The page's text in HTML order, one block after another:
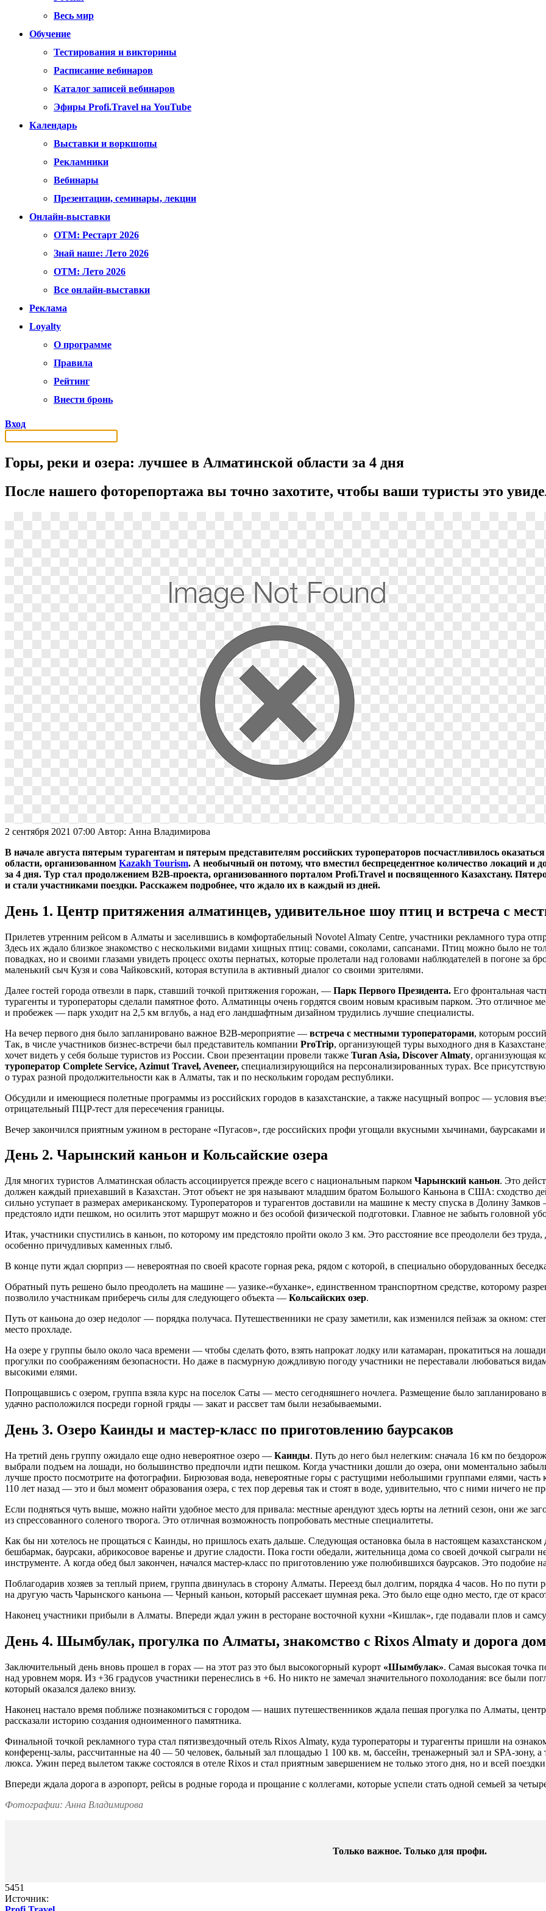
Весь мир
Обучение
Тестирования и викторины
Расписание вебинаров
Каталог записей вебинаров
Эфиры Profi.Travel на YouTube
Календарь
Выставки и воркшопы
Рекламники
Вебинары
Презентации, семинары, лекции
Онлайн-выставки
OTM: Рестарт 2026
Знай наше: Лето 2026
OTM: Лето 2026
Все онлайн-выставки
Реклама
Loyalty
О программе
Правила
Рейтинг
Внести бронь
Вход
Горы, реки и озера: лучшее в Алматинской области за 4 дня
После нашего фоторепортажа вы точно захотите, чтобы ваши туристы это
2 сентября 2021 07:00 Автор: Анна Владимирова
В начале августа пятерым турагентам и пятерым представителям российских туроператоров посчастливилось
области, организованном Kazakh Tourism. А необычный он потому, что вместил беспрецедентное количество локаций и
за 4 дня. Тур стал продолжением B2B-проекта, организованного порталом Profi.Travel и посвященного Казахстану.
и стали участниками поездки. Расскажем подробнее, что ждало их в каждый из дней.
День 1. Центр притяжения алматинцев, удивительное шоу птиц и встреча с
Прилетев утренним рейсом в Алматы и заселившись в комфортабельный Novotel Almaty Centre, участники рекламного тура
Здесь их ждало близкое знакомство с несколькими видами хищных птиц: совами, соколами, сапсанами. Птиц можно было не
повадках, но и своими глазами увидеть процесс охоты пернатых, которые пролетали над головами наблюдателей в погоне
маленький сыч Кузя и сова Чайковский, которая вступила в активный диалог со своими зрителями.
Далее гостей города отвезли в парк, ставший точкой притяжения горожан, — Парк Первого Президента. Его фронтальная
турагенты и туроператоры сделали памятное фото. Алматинцы очень гордятся своим новым красивым парком. Это отличное
и пробежек — парк уходит на 2,5 км вглубь, а над его ландшафтным дизайном трудились лучшие специалисты.
На вечер первого дня было запланировано важное B2B-мероприятие — встреча с местными туроператорами, которым
Так, в числе участников бизнес-встречи был представитель компании ProTrip, организующей туры выходного дня в
хочет видеть у себя больше туристов из России. Свои презентации провели также Turan Asia, Discover Almaty, организующая
туроператор Complete Service, Azimut Travel, Aveneer, специализирующийся на персонализированных турах. Все
о турах разной продолжительности как в Алматы, так и по нескольким городам республики.
Обсудили и имеющиеся полетные программы из российских городов в казахстанские, а также насущный вопрос — условия
отрицательный ПЦР-тест для пересечения границы.
Вечер закончился приятным ужином в ресторане «Пугасов», где российских профи угощали вкусными хычинами, баурсаками
День 2. Чарынский каньон и Кольсайские озера
Для многих туристов Алматинская область ассоциируется прежде всего с национальным парком Чарынский каньон. Это
должен каждый приехавший в Казахстан. Этот объект не зря называют младшим братом Большого Каньона в США: сходство
сильно уступает в размерах американскому. Туроператоров и турагентов доставили на машине к месту спуска в Долину
предстояло идти пешком, но осилить этот маршрут можно и без особой физической подготовки. Главное не забыть головной
Итак, участники спустились в каньон, по которому им предстояло пройти около 3 км. Это расстояние все преодолели без
особенно причудливых каменных глыб.
В конце пути ждал сюрприз — невероятная по своей красоте горная река, рядом с которой, в специально оборудованных
Обратный путь решено было преодолеть на машине — уазике-«буханке», единственном транспортном средстве, которому
позволило участникам приберечь силы для следующего объекта — Кольсайских озер.
Путь от каньона до озер недолог — порядка получаса. Путешественники не сразу заметили, как изменился пейзаж за окном:
место прохладе.
На озере у группы было около часа времени — чтобы сделать фото, взять напрокат лодку или катамаран, прокатиться на
прогулки по соображениям безопасности. Но даже в пасмурную дождливую погоду участники не переставали любоваться
высокими елями.
Попрощавшись с озером, группа взяла курс на поселок Саты — место сегодняшнего ночлега. Размещение было запланировано
удачно расположился посреди горной гряды — закат и рассвет там были незабываемыми.
День 3. Озеро Каинды и мастер-класс по приготовлению баурсаков
На третий день группу ожидало еще одно невероятное озеро — Каинды. Путь до него был нелегким: сначала 16 км по
выбрали подъем на лошади, но большинство предпочли идти пешком. Когда участники дошли до озера, они моментально
лучше просто посмотрите на фотографии. Бирюзовая вода, невероятные горы с растущими небольшими группами елями, часть
110 лет назад — это и был момент образования озера, с тех пор деревья так и стоят в воде, удивительно, что с ними ничего не
Если подняться чуть выше, можно найти удобное место для привала: местные арендуют здесь юрты на летний сезон, они же
из спрессованного соленого творога. Это отличная возможность попробовать местные специалитеты.
Как бы ни хотелось не прощаться с Каинды, но пришлось ехать дальше. Следующая остановка была в настоящем
бешбармак, баурсаки, абрикосовое варенье и другие сладости. Пока гости обедали, жительница дома со своей дочкой
инструменте. А когда обед был закончен, начался мастер-класс по приготовлению уже полюбившихся баурсаков. Это подобие
Поблагодарив хозяев за теплый прием, группа двинулась в сторону Алматы. Переезд был долгим, порядка 4 часов. Но по пути
на другую часть Чарынского каньона — Черный каньон, который рассекает шумная река. Это было еще одно место, где от
Наконец участники прибыли в Алматы. Впереди ждал ужин в ресторане восточной кухни «Кишлак», где подавали плов и
День 4. Шымбулак, прогулка по Алматы, знакомство с Rixos Almaty и дорога
Заключительный день вновь прошел в горах — на этот раз это был высокогорный курорт «Шымбулак». Самая высокая точка
над уровнем моря. Из +36 градусов участники перенеслись в +6. Но никто не замечал значительного похолодания: все были
который оказался далеко внизу.
Наконец настало время поближе познакомиться с городом — наших путешественников ждала пешая прогулка по Алматы,
рассказали историю создания одноименного памятника.
Финальной точкой рекламного тура стал пятизвездочный отель Rixos Almaty, куда туроператоры и турагенты пришли на
конференц-залы, рассчитанные на 40 — 50 человек, бальный зал площадью 1 100 кв. м, бассейн, тренажерный зал и SPA-зону, а
люкса. Ужин перед вылетом также состоялся в отеле Rixos и стал приятным завершением не только этого дня, но и всей
Впереди ждала дорога в аэропорт, рейсы в родные города и прощание с коллегами, которые успели стать одной семьей за
Фотографии: Анна Владимирова
Только важное. Только для профи.​
5451
Источник: